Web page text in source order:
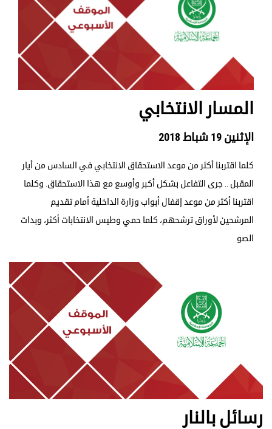
المسار الانتخابي
الإثنين 19 شباط 2018
كلما اقتربنا أكثر من موعد الاستحقاق الانتخابي في السادس من أيار
المقبل .. جرى التفاعل بشكل أكبر وأوسع مع هذا الاستحقاق. وكلما
اقتربنا أكثر من موعد إقفال أبواب وزارة الداخلية أمام تقديم
المرشحين لأوراق ترشحهم، كلما حمي وطيس الانتخابات أكثر، وبدات
الصو
رسائل بالنار